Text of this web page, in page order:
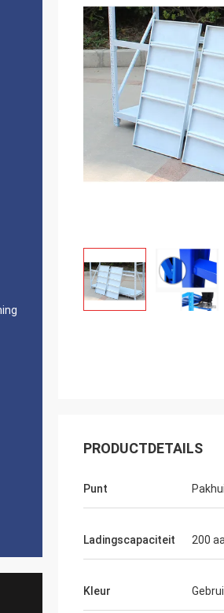
PRODUCTDETAILS
Punt
Ladingscapaciteit 200
Kleur